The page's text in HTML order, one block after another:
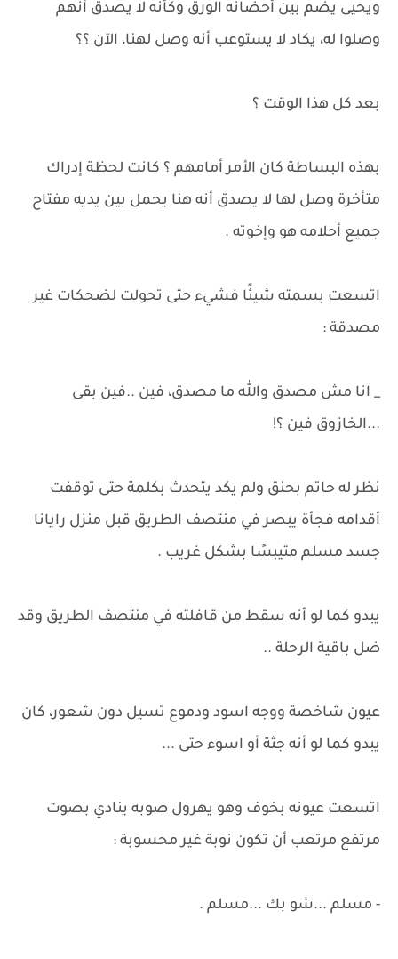
ويحيى يضم بين أحضانه الورق وكأنه لا يصدق أنهم
وصلوا له، يكاد لا يستوعب أنه وصل لهنا، الآن ؟؟
بعد كل هذا الوقت ؟
بهذه البساطة كان الأمر أمامهم ؟ كانت لحظة إدراك
متأخرة وصل لها لا يصدق أنه هنا يحمل بين يديه مفتاح
جميع أحلامه هو وإخوته .
اتسعت بسمته شيئًا فشيء حتى تحولت لضحكات غير
مصدقة :
_ انا مش مصدق والله ما مصدق، فين ..فين بقى
...الخازوق فين ؟!
نظر له حاتم بحنق ولم يكد يتحدث بكلمة حتى توقفت
أقدامه فجأة يبصر في منتصف الطريق قبل منزل رايانا
جسد مسلم متيبسًا بشكل غريب .
يبدو كما لو أنه سقط من قافلته في منتصف الطريق وقد
ضل باقية الرحلة ..
عيون شاخصة ووجه اسود ودموع تسيل دون شعور، كان
يبدو كما لو أنه جثة أو اسوء حتى ...
اتسعت عيونه بخوف وهو يهرول صوبه ينادي بصوت
مرتفع مرتعب أن تكون نوبة غير محسوبة :
- مسلم ...شو بك ...مسلم .